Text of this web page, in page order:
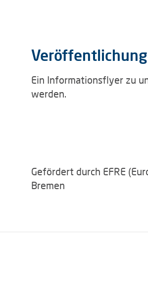
Ein Informationsflyer zu
werden.
Gefördert durch EFRE
Bremen